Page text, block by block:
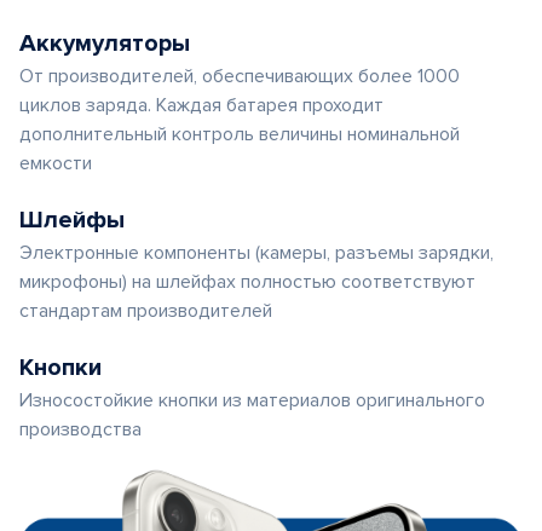
Аккумуляторы
От производителей, обеспечивающих более 1000
циклов заряда. Каждая батарея проходит
дополнительный контроль величины номинальной
емкости
Шлейфы
Электронные компоненты (камеры, разъемы зарядки,
микрофоны) на шлейфах полностью соответствуют
стандартам производителей
Кнопки
Износостойкие кнопки из материалов оригинального
производства